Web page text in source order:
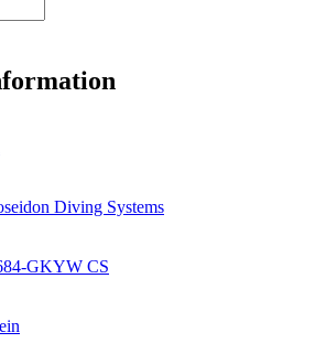
Diving Systems
GKYW CS